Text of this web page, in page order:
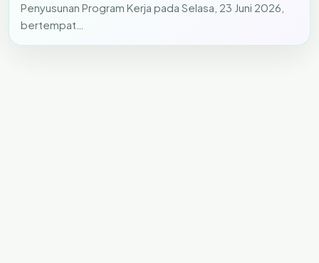
Penyusunan Program Kerja pada Selasa, 23 Juni 2026,
bertempat…